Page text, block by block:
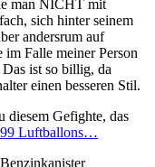
man NICHT mit
sich hinter seinem
andersrum auf
Falle meiner Person
ist so billig, da
einen besseren Stil.
diesem Gefighte, das
99 Luftballons…